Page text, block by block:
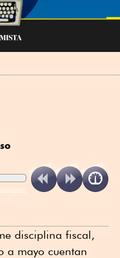
disciplina fiscal,
a mayo cuentan